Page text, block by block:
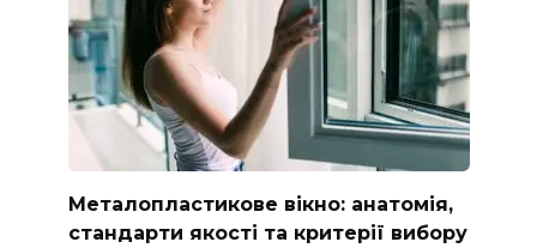
Металопластикове вікно: анатомія,
стандарти якості та критерії вибору